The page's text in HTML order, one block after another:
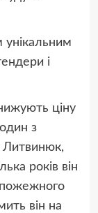
і
ціну
з
Литвинюк,
років він
він на